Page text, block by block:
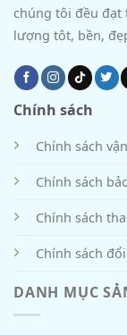
chúng tôi đều đạt
lượng tôt, bền,
Chính sách
Chính sách
Chính sách
Chính sách
Chính sách
DANH MỤC